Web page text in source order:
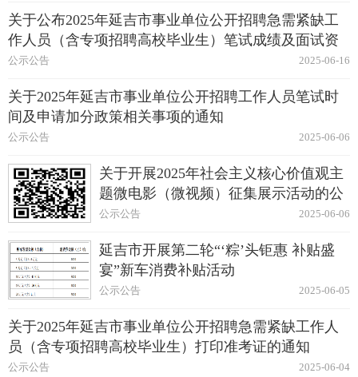
关于公布2025年延吉市事业单位公开招聘急需紧缺工
作人员（含专项招聘高校毕业生）笔试成绩及面试资
格复审的通知
2025-06-16
公示公告
关于2025年延吉市事业单位公开招聘工作人员笔试时
间及申请加分政策相关事项的通知
2025-06-06
公示公告
关于开展2025年社会主义核心价值观主
题微电影（微视频）征集展示活动的公
告
2025-06-06
公示公告
延吉市开展第二轮“‘粽’头钜惠 补贴盛
宴”新车消费补贴活动
2025-06-05
公示公告
关于2025年延吉市事业单位公开招聘急需紧缺工作人
员（含专项招聘高校毕业生）打印准考证的通知
2025-06-04
公示公告